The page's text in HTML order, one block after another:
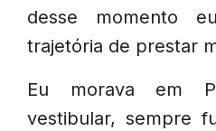
desse momento
trajetória de prestar
Eu morava em
vestibular, sempre